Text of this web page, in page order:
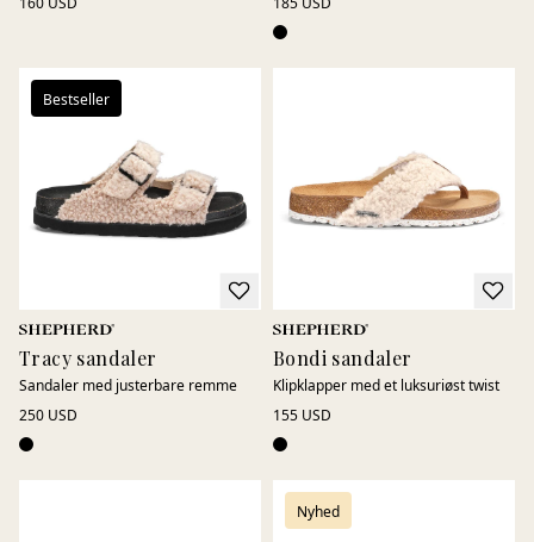
Bestseller
Tracy sandaler
Sandaler med justerbare remme
250 USD
Bondi sandaler
Klipklapper med et luksuriøst twist
155 USD
Nyhed